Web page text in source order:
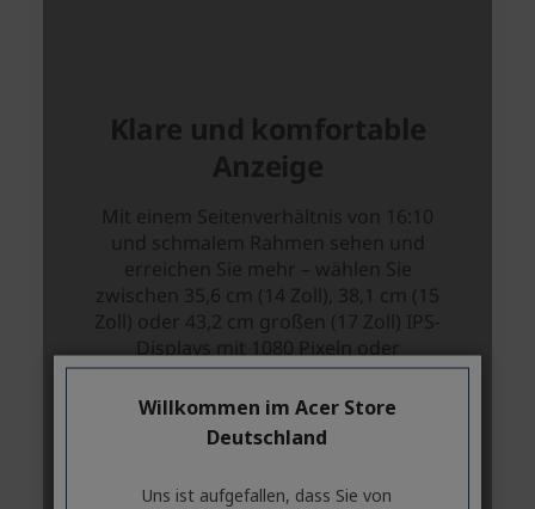
Willkommen im Acer Store
Deutschland
Uns ist aufgefallen, dass Sie von